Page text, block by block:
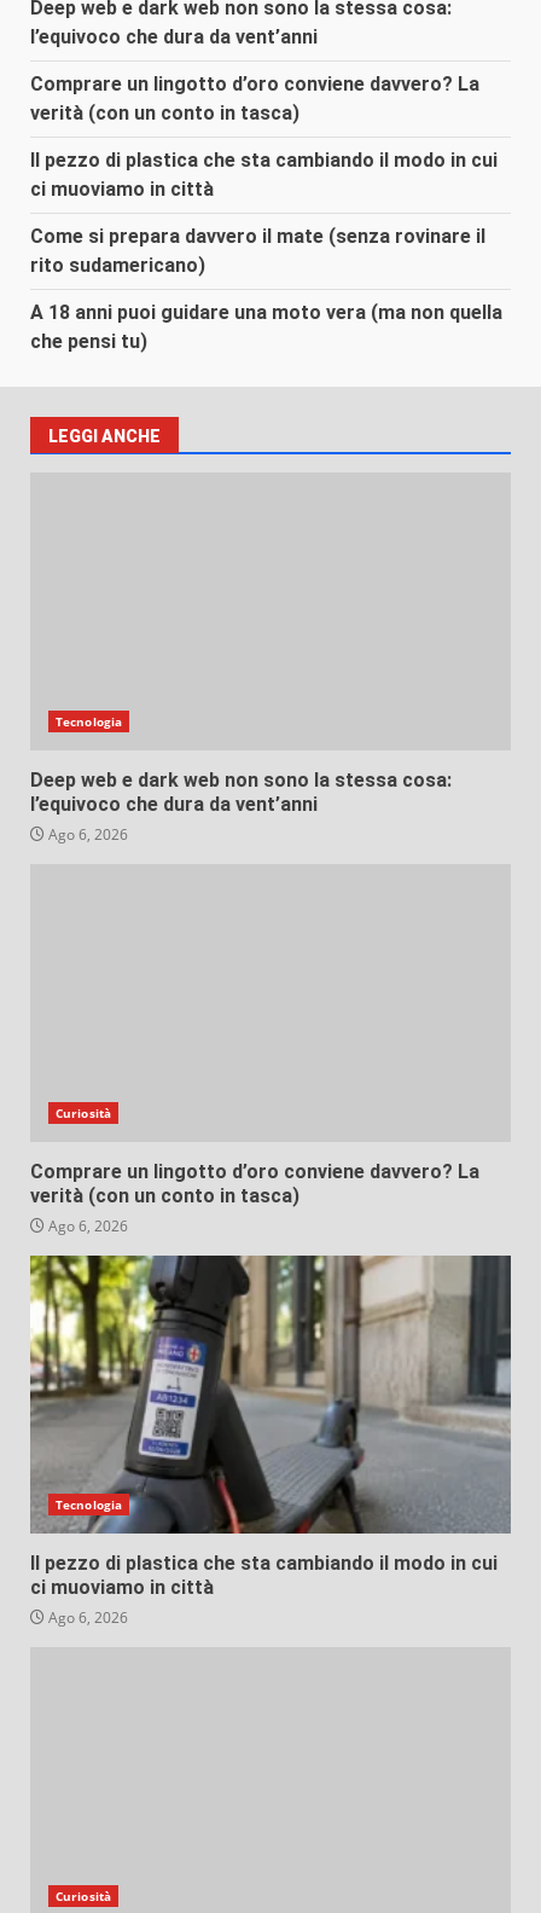
Deep web e dark web non sono la stessa cosa:
l’equivoco che dura da vent’anni
Comprare un lingotto d’oro conviene davvero? La
verità (con un conto in tasca)
Il pezzo di plastica che sta cambiando il modo in cui
ci muoviamo in città
Come si prepara davvero il mate (senza rovinare il
rito sudamericano)
A 18 anni puoi guidare una moto vera (ma non quella
che pensi tu)
LEGGI ANCHE
Tecnologia
Deep web e dark web non sono la stessa cosa:
l’equivoco che dura da vent’anni
Ago 6, 2026
Curiosità
Comprare un lingotto d’oro conviene davvero? La
verità (con un conto in tasca)
Ago 6, 2026
Tecnologia
Il pezzo di plastica che sta cambiando il modo in cui
ci muoviamo in città
Ago 6, 2026
Curiosità